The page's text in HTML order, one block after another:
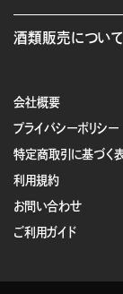
会社概要
プライバシーポリシー
特定商取引に基づく
利用規約
お問い合わせ
ご利用ガイド
酒類販売について